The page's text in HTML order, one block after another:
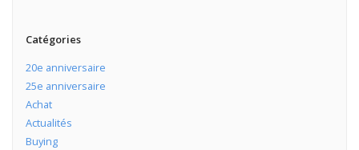
Catégories
20e anniversaire
25e anniversaire
Achat
Actualités
Buying